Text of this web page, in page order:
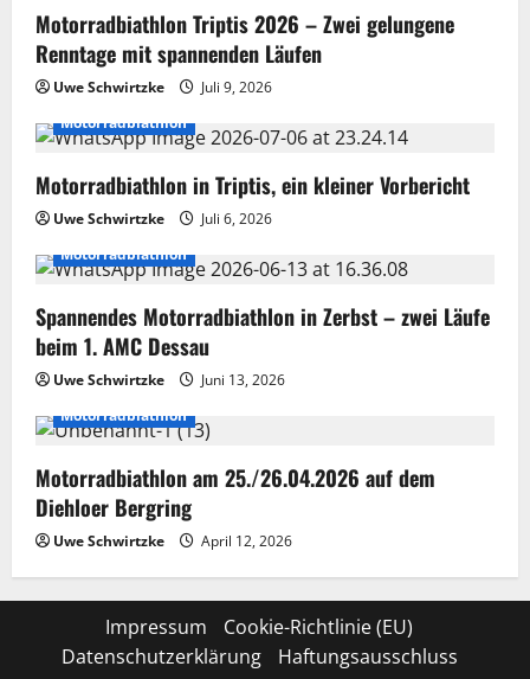
Motorradbiathlon Triptis 2026 – Zwei gelungene
Renntage mit spannenden Läufen
Uwe Schwirtzke
Juli 9, 2026
Motorradbiathlon
Motorradbiathlon in Triptis, ein kleiner Vorbericht
Uwe Schwirtzke
Juli 6, 2026
Motorradbiathlon
Spannendes Motorradbiathlon in Zerbst – zwei Läufe
beim 1. AMC Dessau
Uwe Schwirtzke
Juni 13, 2026
Motorradbiathlon
Motorradbiathlon am 25./26.04.2026 auf dem
Diehloer Bergring
Uwe Schwirtzke April 12, 2026
Impressum
Cookie-Richtlinie (EU)
Datenschutzerklärung
Haftungsausschluss